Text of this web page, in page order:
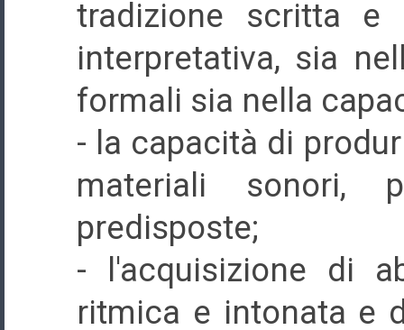
tradizione scritta e
interpretativa, sia
formali sia nella
- la capacità di
materiali sonori,
predisposte;
- l'acquisizione di
ritmica e intonata e